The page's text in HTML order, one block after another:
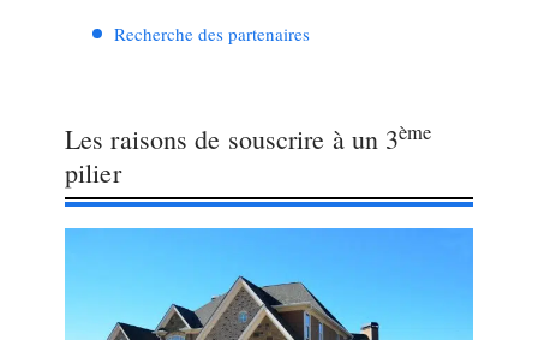
Recherche des partenaires
Les raisons de souscrire à un 3ème
pilier